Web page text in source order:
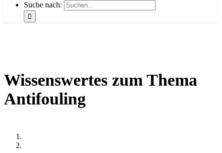
Suche nach:
Wissenswertes zum Thema
Antifouling